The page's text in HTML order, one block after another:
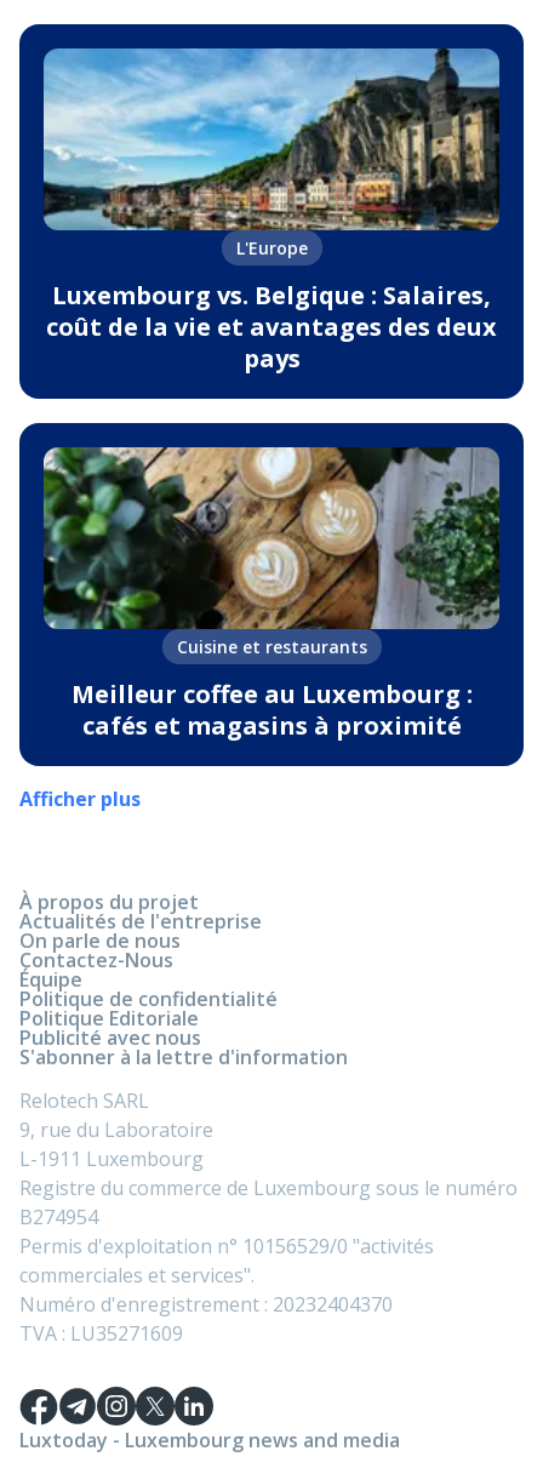
L'Europe
Luxembourg vs. Belgique : Salaires,
coût de la vie et avantages des deux
pays
Cuisine et restaurants
Meilleur сoffee au Luxembourg :
cafés et magasins à proximité
Afficher plus
À propos du projet
Actualités de l'entreprise
On parle de nous
Contactez-Nous
Équipe
Politique de confidentialité
Politique Editoriale
Publicité avec nous
S'abonner à la lettre d'information
Relotech SARL
9, rue du Laboratoire
L-1911 Luxembourg
Registre du commerce de Luxembourg sous le numéro
B274954
Permis d'exploitation n° 10156529/0 "activités
commerciales et services".
Numéro d'enregistrement : 20232404370
TVA : LU35271609
Luxtoday - Luxembourg news and media